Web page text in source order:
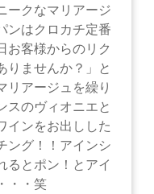
ークなマリアージ
ンはクロカチ定番
お客様からのリク
りませんか？」と
リアージュを繰り
スのヴィオニエと
インをお出しした
ング！！アインシ
るとポン！とアイ
・・笑